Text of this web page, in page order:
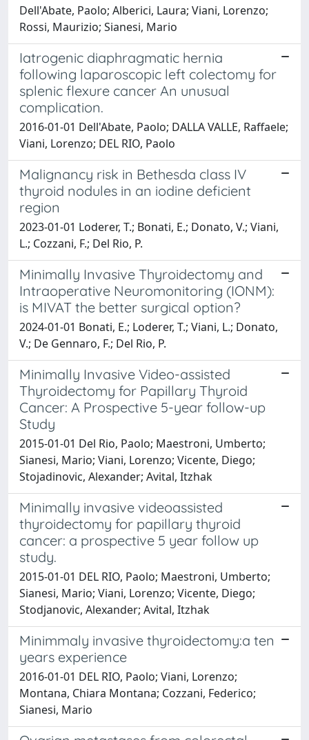
Dell'Abate, Paolo; Alberici, Laura; Viani, Lorenzo;
Rossi, Maurizio; Sianesi, Mario
Iatrogenic diaphragmatic hernia
following laparoscopic left colectomy for
splenic flexure cancer An unusual
complication.
2016-01-01 Dell'Abate, Paolo; DALLA VALLE, Raffaele;
Viani, Lorenzo; DEL RIO, Paolo
Malignancy risk in Bethesda class IV
thyroid nodules in an iodine deficient
region
2023-01-01 Loderer, T.; Bonati, E.; Donato, V.; Viani,
L.; Cozzani, F.; Del Rio, P.
Minimally Invasive Thyroidectomy and
Intraoperative Neuromonitoring (IONM):
is MIVAT the better surgical option?
2024-01-01 Bonati, E.; Loderer, T.; Viani, L.; Donato,
V.; De Gennaro, F.; Del Rio, P.
Minimally Invasive Video-assisted
Thyroidectomy for Papillary Thyroid
Cancer: A Prospective 5-year follow-up
Study
2015-01-01 Del Rio, Paolo; Maestroni, Umberto;
Sianesi, Mario; Viani, Lorenzo; Vicente, Diego;
Stojadinovic, Alexander; Avital, Itzhak
Minimally invasive videoassisted
thyroidectomy for papillary thyroid
cancer: a prospective 5 year follow up
study.
2015-01-01 DEL RIO, Paolo; Maestroni, Umberto;
Sianesi, Mario; Viani, Lorenzo; Vicente, Diego;
Stodjanovic, Alexander; Avital, Itzhak
Minimmaly invasive thyroidectomy:a ten
years experience
2016-01-01 DEL RIO, Paolo; Viani, Lorenzo;
Montana, Chiara Montana; Cozzani, Federico;
Sianesi, Mario